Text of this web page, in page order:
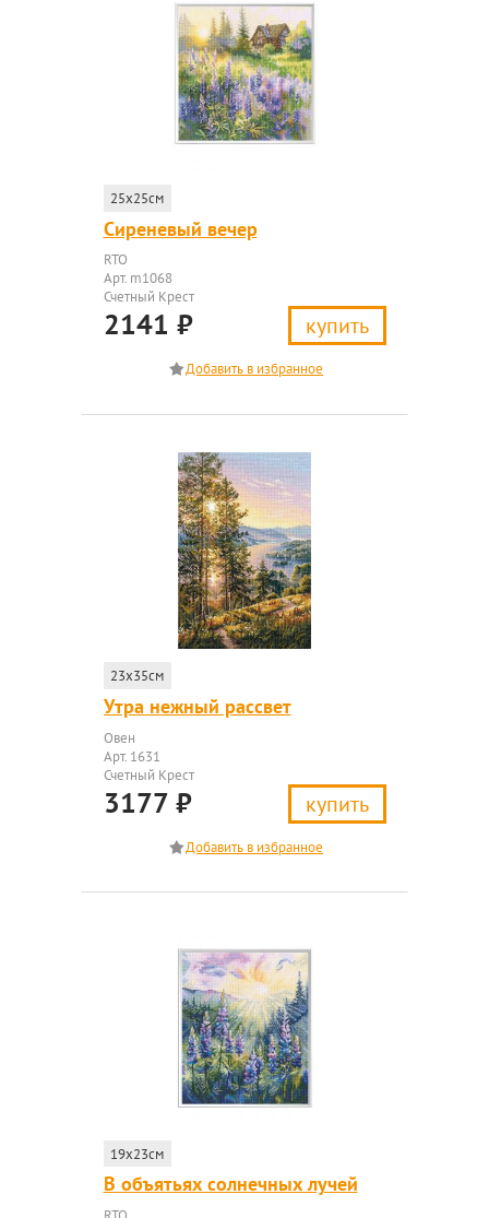
25x25см
Сиреневый вечер
RTO
Арт. m1068
Счетный Крест
2141 ₽ купить
23x35см
Утра нежный рассвет
Овен
Арт. 1631
Счетный Крест
3177 ₽ купить
19x23см
В объятьях солнечных лучей